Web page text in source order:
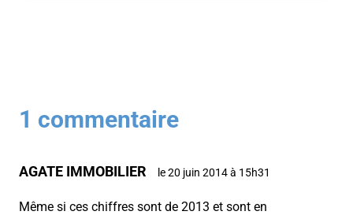
1 commentaire
AGATE IMMOBILIER le 20 juin 2014 à 15h31
Même si ces chiffres sont de 2013 et sont en